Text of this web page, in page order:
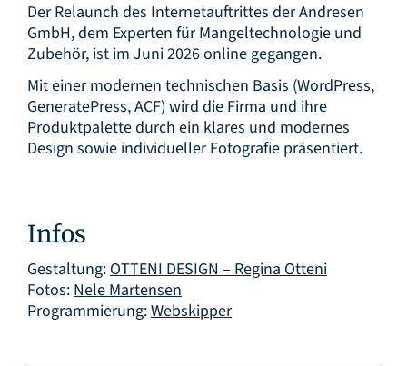
Der Relaunch des Internetauftrittes der Andresen
GmbH, dem Experten für Mangeltechnologie und
Zubehör, ist im Juni 2026 online gegangen.
Mit einer modernen technischen Basis (WordPress,
GeneratePress, ACF) wird die Firma und ihre
Produktpalette durch ein klares und modernes
Design sowie individueller Fotografie präsentiert.
Infos
Gestaltung:OTTENI DESIGN – Regina Otteni
Fotos:Nele Martensen
Programmierung:Webskipper